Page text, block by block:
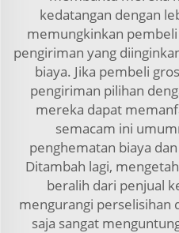
kedatangan dengan
memungkinkan
pengiriman yang
biaya. Jika pembeli
pengiriman pilihan
mereka dapat
semacam ini
penghematan biaya
Ditambah lagi,
beralih dari penjual
mengurangi
saja sangat